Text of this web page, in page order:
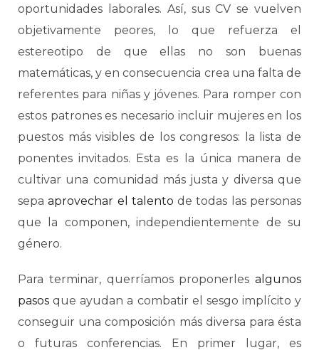
oportunidades laborales. Así, sus CV se vuelven
objetivamente peores, lo que refuerza el
estereotipo de que ellas no son buenas
matemáticas, y en consecuencia crea una falta de
referentes para niñas y jóvenes. Para romper con
estos patrones es necesario incluir mujeres en los
puestos más visibles de los congresos: la lista de
ponentes invitados. Esta es la única manera de
cultivar una comunidad más justa y diversa que
sepaaprovechar el talento de todas las personas
que la componen, independientemente de su
género.
Para terminar, querríamos proponerles algunos
pasos que ayudan a combatir el sesgo implícito y
conseguir una composición más diversa para ésta
o futuras conferencias. En primer lugar, es